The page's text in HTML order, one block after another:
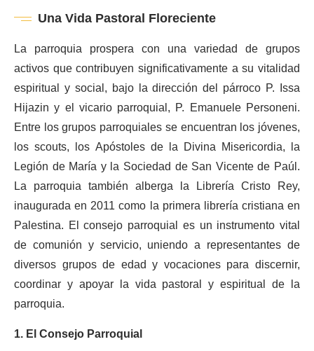
Una Vida Pastoral Floreciente
La parroquia prospera con una variedad de grupos
activos que contribuyen significativamente a su vitalidad
espiritual y social, bajo la dirección del párroco P. Issa
Hijazin y el vicario parroquial, P. Emanuele Personeni.
Entre los grupos parroquiales se encuentran los jóvenes,
los scouts, los Apóstoles de la Divina Misericordia, la
Legión de María y la Sociedad de San Vicente de Paúl.
La parroquia también alberga la Librería Cristo Rey,
inaugurada en 2011 como la primera librería cristiana en
Palestina. El consejo parroquial es un instrumento vital
de comunión y servicio, uniendo a representantes de
diversos grupos de edad y vocaciones para discernir,
coordinar y apoyar la vida pastoral y espiritual de la
parroquia.
1. El Consejo Parroquial